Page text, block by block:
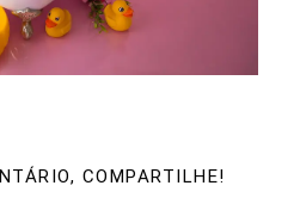
COMPARTILHE!